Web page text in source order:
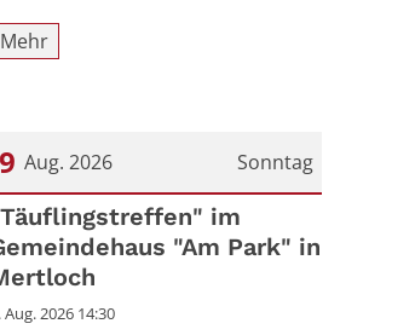
Mehr
Sonntag
9 Aug. 2026
9. August 2026
im
"Am Park" in
Aug. 2026 14:30